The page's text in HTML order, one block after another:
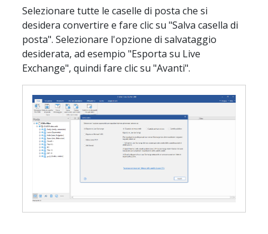
Selezionare tutte le caselle di posta che si
desidera convertire e fare clic su "Salva casella di
posta". Selezionare l'opzione di salvataggio
desiderata, ad esempio "Esporta su Live
Exchange", quindi fare clic su "Avanti".